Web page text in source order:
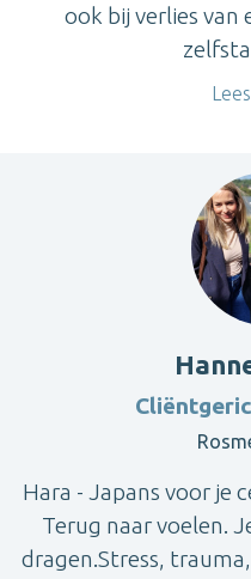
ook bij verlies van
Hara - Japans voor je
Terug naar voelen.
dragen.Stress,